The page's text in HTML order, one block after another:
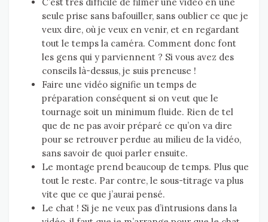
seule prise sans bafouiller, sans oublier ce que je
veux dire, où je veux en venir, et en regardant
tout le temps la caméra. Comment donc font
les gens qui y parviennent ? Si vous avez des
conseils là-dessus, je suis preneuse !
Faire une vidéo signifie un temps de
préparation conséquent si on veut que le
tournage soit un minimum fluide. Rien de tel
que de ne pas avoir préparé ce qu’on va dire
pour se retrouver perdue au milieu de la vidéo,
sans savoir de quoi parler ensuite.
Le montage prend beaucoup de temps. Plus que
tout le reste. Par contre, le sous-titrage va plus
vite que ce que j’aurai pensé.
Le chat ! Si je ne veux pas d’intrusions dans la